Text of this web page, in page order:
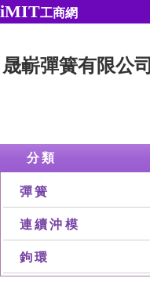
iMIT工商網
晟嶄彈簧有限公司
分類
彈簧
連續沖模
鉤環